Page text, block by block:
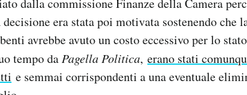
dalla commissione Finanze della Camera
era stata poi motivata sostenendo che
avrebbe avuto un costo eccessivo per lo
tempo daPagella Politica, erano stati
e semmai corrispondenti a una eventuale